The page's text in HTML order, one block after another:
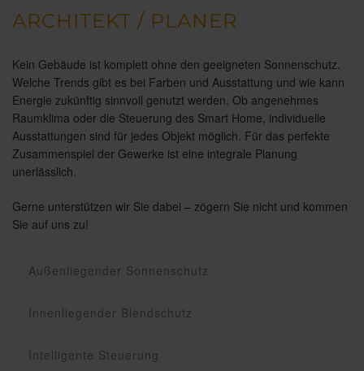
ARCHITEKT / PLANER
Kein Gebäude ist komplett ohne den geeigneten Sonnenschutz.
Welche Trends gibt es bei Farben und Ausstattung und wie kann
Energie zukünftig sinnvoll genutzt werden. Ob angenehmes
Raumklima oder die Steuerung des Smart Home, individuelle
Ausstattungen sind für jedes Objekt möglich. Für das perfekte
Zusammenspiel der Gewerke ist eine integrale Planung
unerlässlich.
Gerne unterstützen wir Sie dabei – zögern Sie nicht und kommen
Sie auf uns zu!
Außenliegender Sonnenschutz
Innenliegender Blendschutz
Intelligente Steuerung